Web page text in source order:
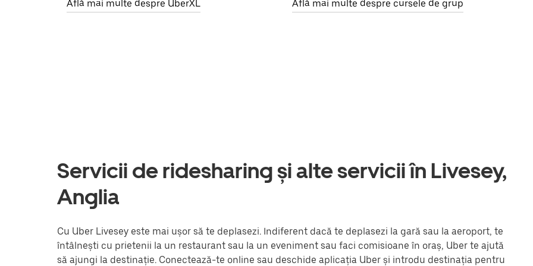
Află mai multe despre UberXL Află mai multe despre cursele de grup
Servicii de ridesharing și alte servicii în Livesey,
Anglia
Cu Uber Livesey este mai ușor să te deplasezi. Indiferent dacă te deplasezi la gară sau la aeroport, te
întâlnești cu prietenii la un restaurant sau la un eveniment sau faci comisioane în oraș, Uber te ajută
să ajungi la destinație. Conectează-te online sau deschide aplicația Uber și introdu destinația pentru